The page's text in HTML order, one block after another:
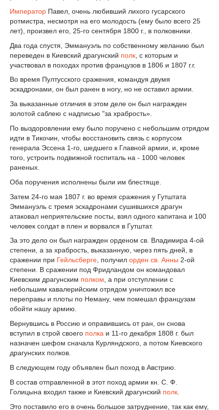
Император Павел, очень любивший лихого гусарского
ротмистра, несмотря на его молодость (ему было всего 25
лет), произвел его, 25-го сентября 1800 г., в полковники.
Два года спустя, Эммануэль по собственному желанию был
переведен в Киевский драгунский полк , с которым и
участвовал в походах против французов в 1806 и 1807 г.г.
Во время Пултусского сражения, командуя двумя
эскадронами, он был ранен в ногу, но не оставил армии.
За выказанные отличия в этом деле он был награжден
золотой саблею с надписью "за храбрость».
По выздоровлении ему было поручено с небольшим отрядом
идти в Тикочин, чтобы восстановить связь с корпусом
генерала Эссена 1-го, шедшего к Главной армии, и, кроме
того, устроить подвижной госпиталь на - 1000 человек
раненых.
Оба поручения исполнены были им блестяще.
Затем 24-го мая 1807 г. во время сражения у Гутштата
Эммануэль с тремя эскадронами сушившихся драгун
атаковал неприятельские посты, взял одного капитана и 100
человек солдат в плен и ворвался в Гутштат.
За это дело он был награжден орденом св. Владимира 4-ой
степени, а за храбрость, выказанную, через пять дней, в
сражении при Гейльсберге, получил орден св. Анны 2-ой
степени. В сражении под Фридландом он командовал
Киевским драгунским полком, а при отступлении с
небольшим кавалерийским отрядом уничтожил все
переправы и плоты по Неману, чем помешал французам
обойти нашу армию.
Вернувшись в Россию и оправившись от ран, он снова
вступил в строй своего полка и 11-го декабря 1808 г. был
назначен шефом сначала Курляндского, а потом Киевского
драгунских полков.
В следующем году объявлен был поход в Австрию.
В состав отправленной в этот поход армии кн. С. Ф.
Голицына входил также и Киевский драгунский полк
Это поставило его в очень большое затруднение, так как ему,